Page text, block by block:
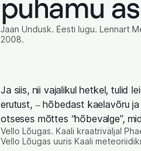
pühamu
Jaan Undusk. Eesti lugu. Lennart
2008.
Ja siis, nii vajalikul hetkel, tulid
erutust, ‒ hõbedast kaelavõru
otseses mõttes “hõbevalge”,
Vello Lõugas. Kaali kraatriväljal
Vello Lõugas uuris Kaali